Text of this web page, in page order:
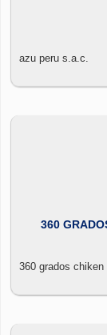
azu peru s.a.c.
360
360 grados